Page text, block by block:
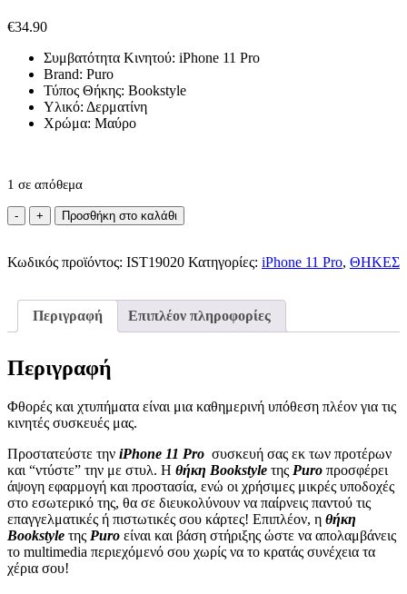
€34.90
Συμβατότητα Κινητού: iPhone 11 Pro
Brand: Puro
Τύπος Θήκης: Bookstyle
Υλικό: Δερματίνη
Χρώμα: Μαύρο
1 σε απόθεμα
Puro
Θήκη
για
Pro
ποσότητα
Προσθήκη στο καλάθι
Κωδικός προϊόντος: IST19020 Κατηγορίες: iPhone 11 Pro, ΘΗΚΕΣ
Περιγραφή Επιπλέον πληροφορίες
Περιγραφή
Φθορές και χτυπήματα είναι μια καθημερινή υπόθεση πλέον για τις
κινητές συσκευές μας.
Προστατεύστε την iPhone 11 Pro συσκευή σας εκ των προτέρων
και “ντύστε” την με στυλ. Η θήκη Bookstyle της Puro προσφέρει
άψογη εφαρμογή και προστασία, ενώ οι χρήσιμες μικρές υποδοχές
στο εσωτερικό της, θα σε διευκολύνουν να παίρνεις παντού τις
επαγγελματικές ή πιστωτικές σου κάρτες! Επιπλέον, η θήκη
Bookstyle της Puro είναι και βάση στήριξης ώστε να απολαμβάνεις
το multimedia περιεχόμενό σου χωρίς να το κρατάς συνέχεια τα
χέρια σου!